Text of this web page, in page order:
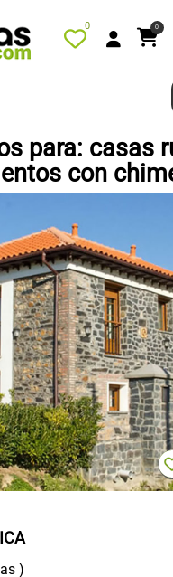
0 0
ACTIVO
para: casas
con
)